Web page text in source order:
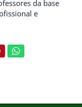
da base
e
PinterestWhatsApp